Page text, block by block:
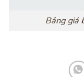
Bảng giá